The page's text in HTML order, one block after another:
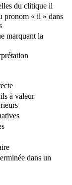
du clitique il
pronom « il » dans
marquant la
à valeur
dans un